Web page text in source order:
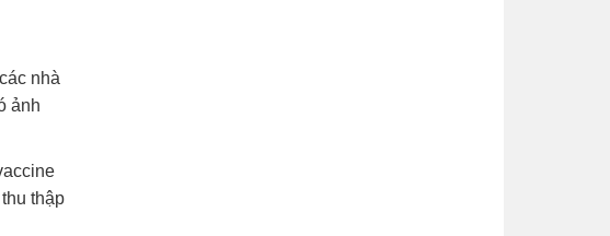
nhà
ảnh
thập